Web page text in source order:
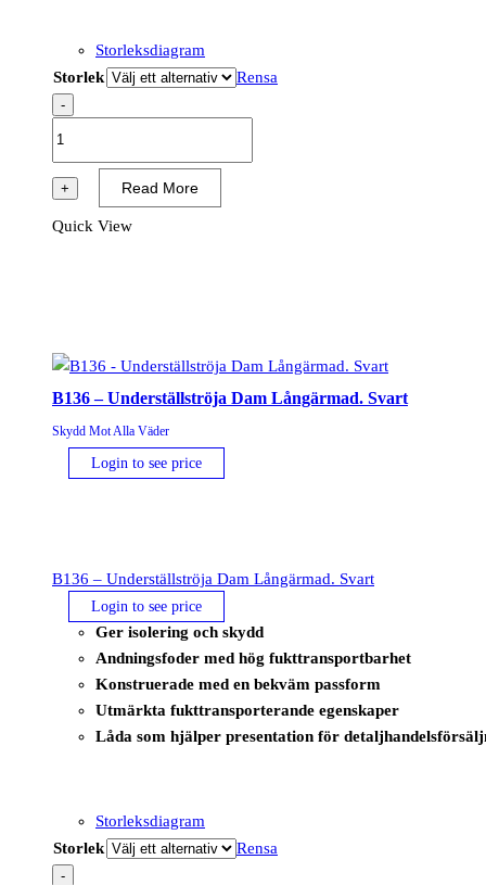
Storleksdiagram
Storlek
Rensa
-
Thermal
Underställ
Topp
+ Read More
Quick View
B136 – Underställströja Dam Långärmad. Svart
Skydd Mot Alla Väder
Login to see price
B136 – Underställströja Dam Långärmad. Svart
Login to see price
Ger isolering och skydd
Andningsfoder med hög fukttransportbarhet
Konstruerade med en bekväm passform
Utmärkta fukttransporterande egenskaper
Låda som hjälper presentation för
Storleksdiagram
Storlek
Rensa
-